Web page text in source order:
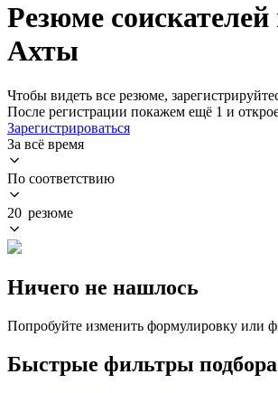
Резюме
Ахты
Чтобы видеть все резюме,
После регистрации покажем ещё 1 и
Зарегистрироваться
За всё время
По соответствию
20 резюме
Ничего не нашлось
Попробуйте изменить формулировку или
Быстрые фильтры